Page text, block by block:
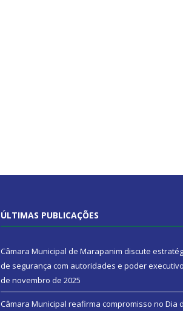
ÚLTIMAS PUBLICAÇÕES
Câmara Municipal de Marapanim discute
de segurança com autoridades e poder executivo
de novembro de 2025
Câmara Municipal reafirma compromisso no Dia